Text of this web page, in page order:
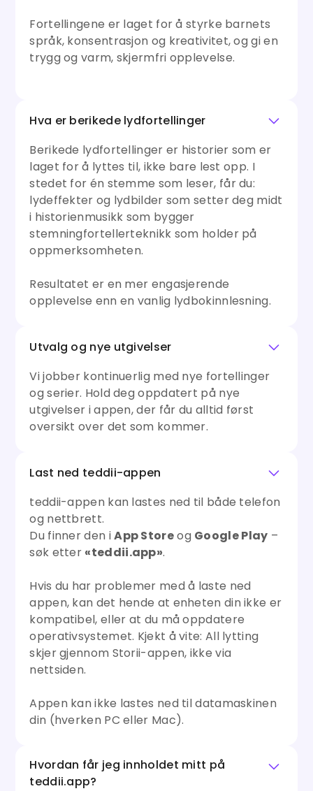
Fortellingene er laget for å styrke barnets
språk, konsentrasjon og kreativitet, og gi en
trygg og varm, skjermfri opplevelse.
Hva er berikede lydfortellinger
Berikede lydfortellinger er historier som er
laget for å lyttes til, ikke bare lest opp. I
stedet for én stemme som leser, får du:
lydeffekter og lydbilder som setter deg midt
i historienmusikk som bygger
stemningfortellerteknikk som holder på
oppmerksomheten.
Resultatet er en mer engasjerende
opplevelse enn en vanlig lydbokinnlesning.
Utvalg og nye utgivelser
Vi jobber kontinuerlig med nye fortellinger
og serier. Hold deg oppdatert på nye
utgivelser i appen, der får du alltid først
oversikt over det som kommer.
Last ned teddii-appen
teddii-appen kan lastes ned til både telefon
og nettbrett.
Du finner den iApp Storeog Google Play –
søk etter «teddii.app».
Hvis du har problemer med å laste ned
appen, kan det hende at enheten din ikke er
kompatibel, eller at du må oppdatere
operativsystemet. Kjekt å vite: All lytting
skjer gjennom Storii-appen, ikke via
nettsiden.
Appen kan ikke lastes ned til datamaskinen
din (hverken PC eller Mac).
Hvordan får jeg innholdet mitt på
teddii.app?